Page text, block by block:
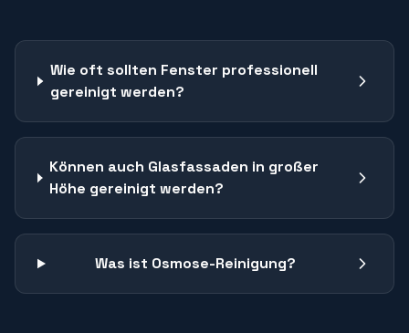
Wie oft sollten Fenster professionell
gereinigt werden?
Können auch Glasfassaden in großer
Höhe gereinigt werden?
Was ist Osmose-Reinigung?